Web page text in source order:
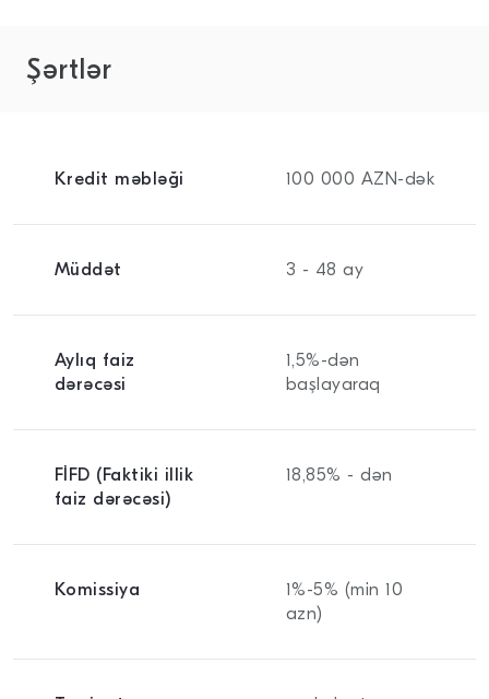
Şərtlər
Kredit məbləği 100 000 AZN-dək
Müddət 3 - 48 ay
Aylıq faiz
dərəcəsi
1,5%-dən
başlayaraq
FİFD (Faktiki illik
faiz dərəcəsi)
18,85% - dən
Komissiya
1%-5% (min 10
azn)